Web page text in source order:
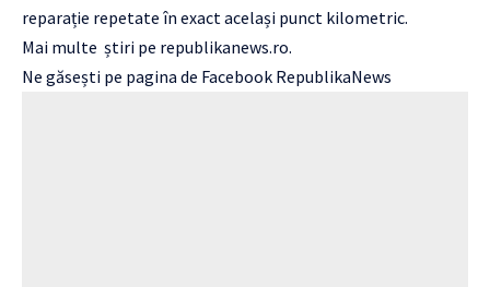
reparație repetate în exact același punct kilometric.
Mai multe știri pe republikanews.ro.
Ne găsești pe pagina de Facebook RepublikaNews